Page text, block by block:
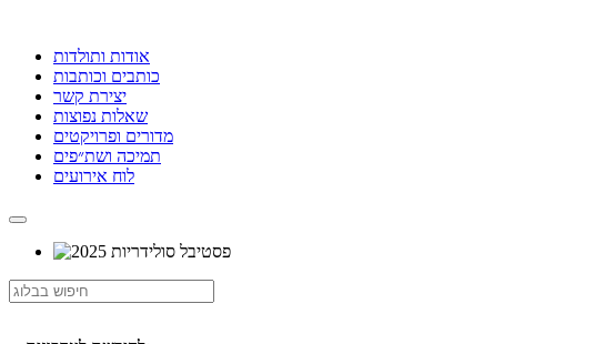
אודות ותולדות
כותבים וכותבות
יצירת קשר
שאלות נפוצות
מדורים ופרויקטים
תמיכה ושת״פים
לוח אירועים